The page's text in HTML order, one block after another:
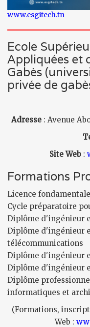
www.esgitech.tn
Ecole
Appliquées et
Gabès
privée de
Adresse : Avenue
Site Web:
Formations
Licence
Cycle préparatoire
Diplôme d'ingénieur
Diplôme d'ingénieur
télécommunications
Diplôme d'ingénieur
Diplôme d'ingénieur
Diplôme
informatiques et
(Formations,
Web :